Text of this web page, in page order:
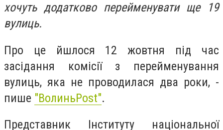
хочуть додатково перейменувати ще 19
вулиць.
Про це йшлося 12 жовтня під час
засідання комісії з перейменування
вулиць, яка не проводилася два роки, -
пише "ВолиньPost".
Представник Інституту національної